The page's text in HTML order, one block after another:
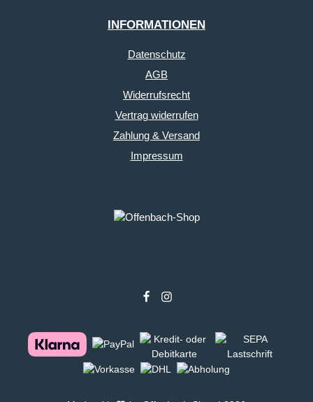
INFORMATIONEN
Datenschutz
AGB
Widerrufsrecht
Vertrag widerrufen
Zahlung & Versand
Impressum